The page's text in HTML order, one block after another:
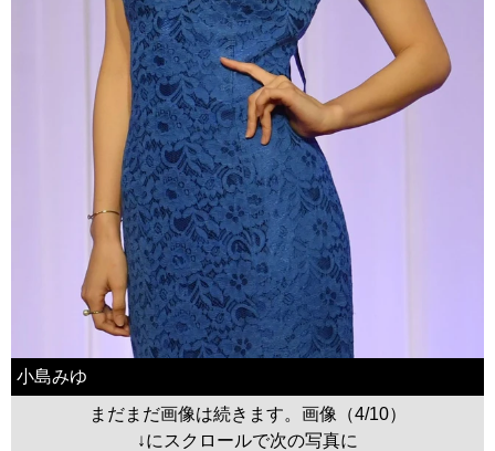
小島みゆ
まだまだ画像は続きます。画像（4/10）
↓にスクロールで次の写真に